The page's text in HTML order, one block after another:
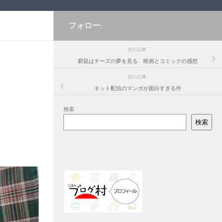
フォロー:
次の記事
窮鼠はチーズの夢を見る 映画とコミックの感想
前の記事
ネット配信のマンガが面白すぎる件
検索
検索